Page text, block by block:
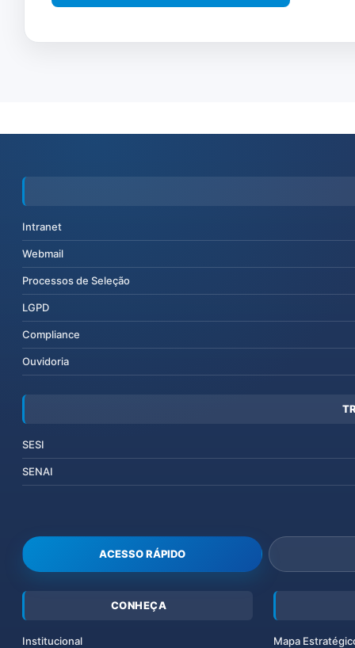
Intranet
Webmail
Processos de Seleção
LGPD
Compliance
Ouvidoria
SESI
SENAI
ACESSO RÁPIDO
CONHEÇA
Institucional Mapa